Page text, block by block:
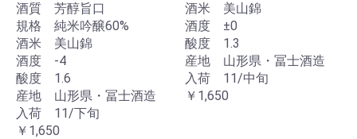
酒質 芳醇旨口
規格 純米吟醸60%
酒米 美山錦
酒度 -4
酸度 1.6
産地 山形県・冨士酒造
入荷 11/下旬
￥1,650
酒米 美山錦
酒度 ±0
酸度 1.3
産地 山形県・冨士酒造
入荷 11/中旬
￥1,650